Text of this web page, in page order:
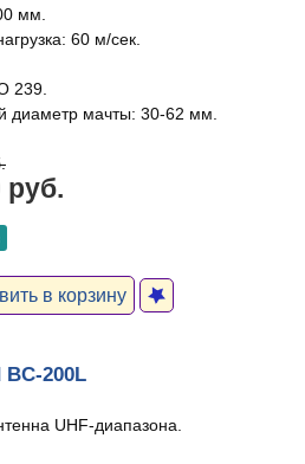
мм.
60 м/сек.
239.
диаметр мачты: 30-62 мм.
руб.
в корзину
BC-200L
UHF-диапазона.